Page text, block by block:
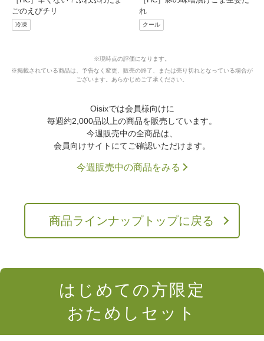
ごのえびチリ
冷凍
れ
クール
※現時点の評価になります。
※掲載されている商品は、予告なく変更、販売の終了、または売り切れとなっている場合が
ございます。 あらかじめご了承ください。
Oisixでは会員様向けに
毎週約2,000品以上の商品を販売しています。
今週販売中の全商品は、
会員向けサイトにてご確認いただけます。
今週販売中の商品をみる
商品ラインナップトップに戻る
はじめての方限定
おためしセット